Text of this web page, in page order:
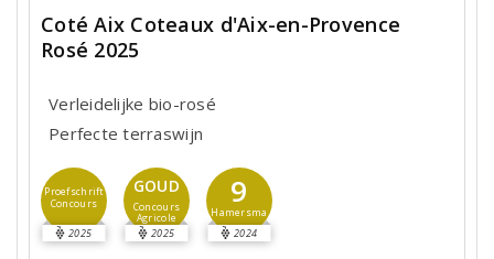
Coté Aix Coteaux d'Aix-en-Provence
Rosé 2025
Verleidelijke bio-rosé
Perfecte terraswijn
Proefschrift
Concours
2025
GOUD
Concours
Agricole
2025
9
Hamersma
2024